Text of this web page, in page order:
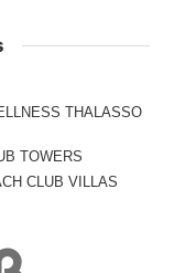
THALASSO
TOWERS
CLUB VILLAS